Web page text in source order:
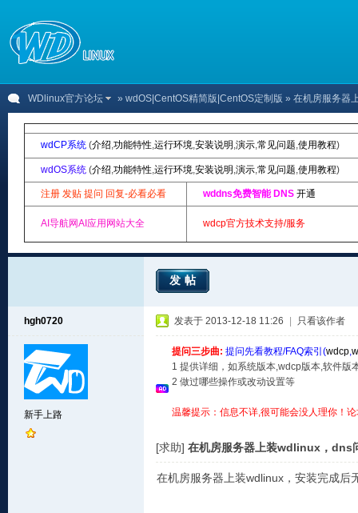
WDlinux官方论坛 » wdOS|CentOS精简版|CentOS定制版 » 在机房服务器
wdCP系统 (介绍,功能特性,运行环境,安装说明 ,演示,常见问题,使用教程)
wdOS系统 (介绍,功能特性,运行环境,安装说明 ,演示,常见问题,使用教程)
注册 发贴 提问 回复-必看必看 wddns免费智能 DNS 开通
AI导航网AI应用网站大全 wdcp官方技术支持/服务
发帖
hgh0720
新手上路
发表于 2013-12-18 11:26 只看该作者
提问三步曲: 提问先看教程/FAQ索引(wdcp,
1 提供详细，如系统版本,wdcp版本,软件版
2 做过哪些操作或改动设置等
温馨提示：信息不详,很可能会没人理你！
[求助] 在机房服务器上装wdlinux，dns
在机房服务器上装wdlinux，安装完成后